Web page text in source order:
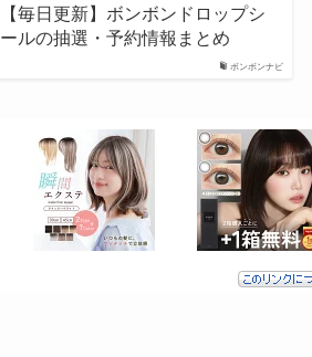
ボンボンナビ
【毎日更新】ボンボンドロップシ
ールの抽選・予約情報まとめ